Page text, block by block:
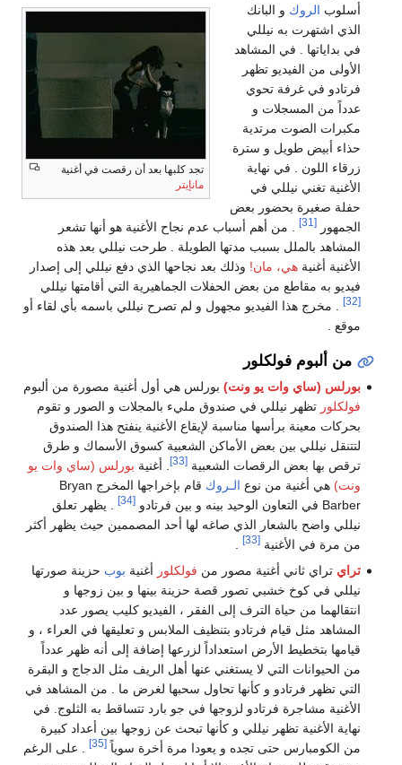
تجد كلبها بعد أن رقصت في أغنية
مانإيتر
أسلوب الروك و البانك
الذي اشتهرت به نيللي
في بداياتها . في المشاهد
الأولى من الفيديو تظهر
فرتادو في غرفة تحوي
عدداً من المسجلات و
مكبرات الصوت مرتدية
حذاء أبيض طويل و سترة
زرقاء اللون . في نهاية
الأغنية تغني نيللي في
حفلة صغيرة بحضور بعض
الجمهور[31]
. من أهم أسباب عدم نجاح الأغنية هو أنها تشعر
المشاهد بالملل بسبب مدتها الطويلة . طرحت نيللي بعد هذه
الأغنية أغنيةهي، مان! وذلك بعد نجاحها الذي دفع نيللي إلى إصدار
فيديو به مقاطع من بعض الحفلات الجماهيرية التي أقامتها نيللي
[32]
. مخرج هذا الفيديو مجهول و لم تصرح نيللي باسمه بأي لقاء أو
موقع .
من ألبوم فولكلور
بورلس (ساي وات يو ونت) بورلس هي أول أغنية مصورة من ألبوم
فولكلور تظهر نيللي في صندوق مليء بالمجلات و الصور و تقوم
بحركات معينة برأسها مناسبة لإيقاع الأغنية ينفتح هذا الصندوق
لتتنقل نيللي بين بعض الأماكن الشعبية كسوق الأسماك و طرق
ترقص بها بعض الرقصات الشعبية[33] . أغنية بورلس (ساي وات يو
ونت) هي أغنية من نوع الـروك
قام بإخراجها المخرج Bryan
Barber في التعاون الوحيد بينه و بين فرتادو
[34]
. يظهر تعلق
نيللي واضح بالشعار الذي صاغه لها أحد المصممين حيث يظهر أكثر
من مرة في الأغنية[33]
تراي تراي ثاني أغنية مصور من فولكلور أغنية بوب حزينة صورتها
نيللي في كوخ خشبي تصور قصة حزينة بينها و بين زوجها و
انتقالهما من حياة الترف إلى الفقر ، الفيديو كليب يصور عدد
المشاهد مثل قيام فرتادو بتنظيف الملابس و تعليقها في العراء ، و
قيامها بتخطيط الأرض استعداداً لزرعها إضافة إلى أنه ظهر عدداً
من الحيوانات التي لا يستغني عنها أهل الريف مثل الدجاج و البقرة
التي تظهر فرتادو و كأنها تحاول سحبها لغرض ما . من المشاهد في
الأغنية مشاجرة فرتادو لزوجها في جو بارد تتساقط به الثلوج. في
نهاية الأغنية تظهر نيللي و كأنها تبحث عن زوجها بين أعداد كبيرة
من الكومبارس حتى تجده و يعودا مرة أخرة سوياً[35]
. على الرغم